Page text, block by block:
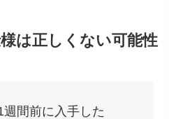
は正しくない可能性
間前に入手した